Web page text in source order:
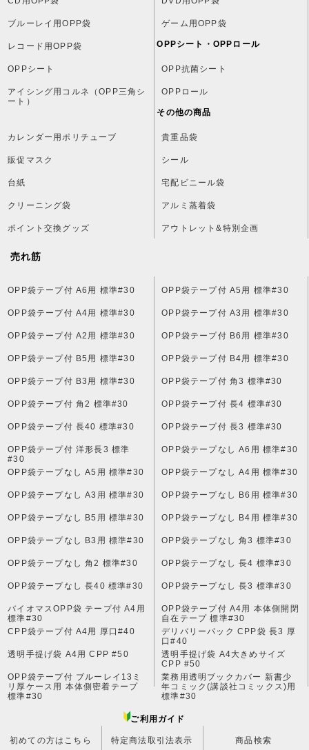
ブルーレイ用OPP袋 ゲーム用OPP袋
レコード用OPP袋 OPPシート・OPPロール
OPPシート OPP抗菌シート
アイシング用コルネ（OPP三角シ
ート）
OPPロール
その他の商品
カレンダー用ポリチューブ 貴重品袋
販促マスク シール
台紙 宅配ビニール袋
クリーニング袋 アルミ蒸着袋
ポイント交換グッズ アウトレット&特別企画
売れ筋
OPP袋テープ付 A6用 標準#30 OPP袋テープ付 A5用 標準#30
OPP袋テープ付 A4用 標準#30 OPP袋テープ付 A3用 標準#30
OPP袋テープ付 A2用 標準#30 OPP袋テープ付 B6用 標準#30
OPP袋テープ付 B5用 標準#30 OPP袋テープ付 B4用 標準#30
OPP袋テープ付 B3用 標準#30 OPP袋テープ付 角3 標準#30
OPP袋テープ付 角2 標準#30 OPP袋テープ付 長4 標準#30
OPP袋テープ付 長40 標準#30 OPP袋テープ付 長3 標準#30
OPP袋テープ付 洋形長3 標準
#30
OPP袋テープなし A6用 標準#30
OPP袋テープなし A5用 標準#30 OPP袋テープなし A4用 標準#30
OPP袋テープなし A3用 標準#30 OPP袋テープなし B6用 標準#30
OPP袋テープなし B5用 標準#30 OPP袋テープなし B4用 標準#30
OPP袋テープなし B3用 標準#30 OPP袋テープなし 角3 標準#30
OPP袋テープなし 角2 標準#30 OPP袋テープなし 長4 標準#30
OPP袋テープなし 長40 標準#30 OPP袋テープなし 長3 標準#30
バイオマスOPP袋 テープ付 A4用
標準#30
OPP袋テープ付 A4用 本体側開閉
自在テープ 標準#30
CPP袋テープ付 A4用 厚口#40
デリバリーパック CPP袋 長3 厚
口#40
透明手提げ袋 A4用 CPP #50
透明手提げ袋 A4大きめサイズ
CPP #50
OPP袋テープ付 ブルーレイ13ミ
リ厚ケース用 本体側密着テープ
標準#30
業務用透明ブックカバー 新書少
年コミック(講談社コミックス)用
標準#30
ご利用ガイド
初めての方はこちら 特定商法取引法表示 商品検索